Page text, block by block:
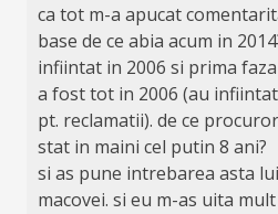
ca tot m-a apucat
base de ce abia acum in
infiintat in 2006 si prima
a fost tot in 2006 (au
pt. reclamatii). de ce
stat in maini cel putin 8 ani?
si as pune intrebarea asta
macovei. si eu m-as uita